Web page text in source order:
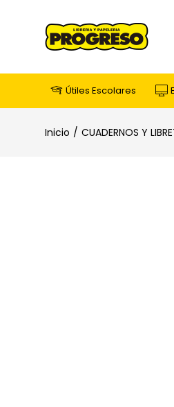
Útiles Escolares
Inicio CUADERNOS Y